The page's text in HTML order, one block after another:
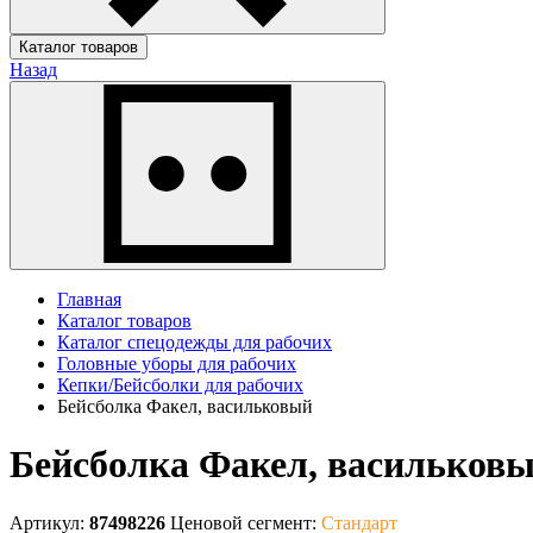
Каталог товаров
Назад
Главная
Каталог товаров
Каталог спецодежды для рабочих
Головные уборы для рабочих
Кепки/Бейсболки для рабочих
Бейсболка Факел, васильковый
Бейсболка Факел,
Артикул: 87498226 Ценовой сегмент: Стандарт